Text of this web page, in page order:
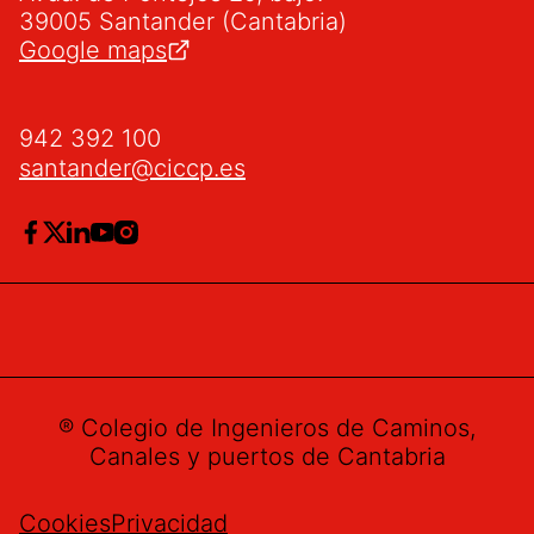
39005 Santander (Cantabria)
Google maps
942 392 100
santander@ciccp.es
® Colegio de Ingenieros de Caminos,
Canales y puertos de Cantabria
CookiesPrivacidad